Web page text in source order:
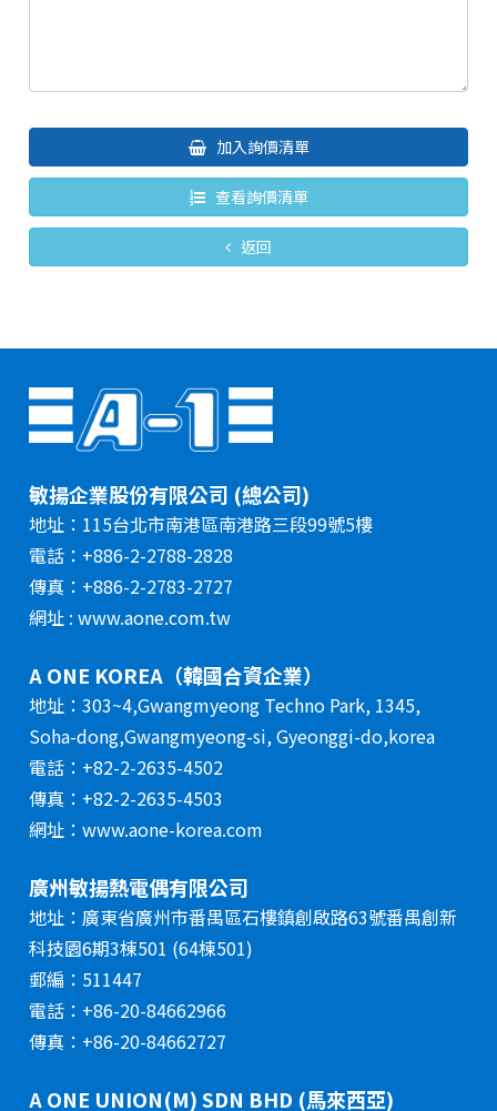
加入詢價清單
查看詢價清單
返回
敏揚企業股份有限公司 (總公司)
地址：115台北市南港區南港路三段99號5樓
電話：+886-2-2788-2828
傳真：+886-2-2783-2727
網址 : www.aone.com.tw
A ONE KOREA（韓國合資企業）
地址：303~4,Gwangmyeong Techno Park, 1345,
Soha-dong,Gwangmyeong-si, Gyeonggi-do,korea
電話：+82-2-2635-4502
傳真：+82-2-2635-4503
網址：www.aone-korea.com
廣州敏揚熱電偶有限公司
地址：廣東省廣州市番禺區石樓鎮創啟路63號番禺創新
科技園6期3棟501 (64棟501)
郵編：511447
電話：+86-20-84662966
傳真：+86-20-84662727
A ONE UNION(M) SDN BHD (馬來西亞)